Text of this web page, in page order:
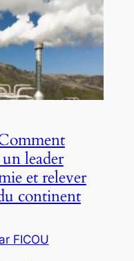
leader
et relever
continent
FICOU